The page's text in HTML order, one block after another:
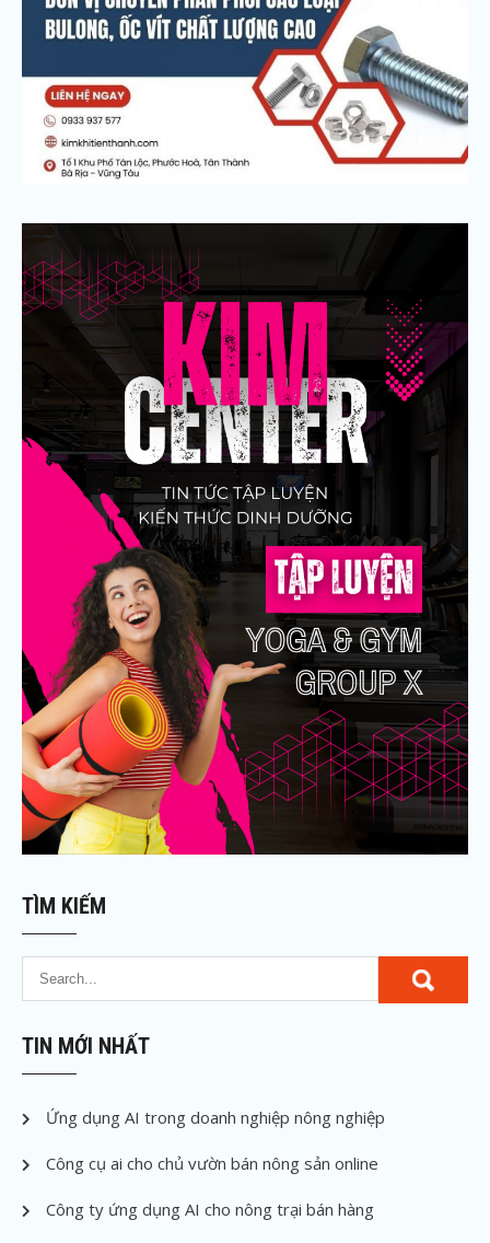
TÌM KIẾM
TIN MỚI NHẤT
Ứng dụng AI trong doanh nghiệp nông nghiệp
Công cụ ai cho chủ vườn bán nông sản online
Công ty ứng dụng AI cho nông trại bán hàng